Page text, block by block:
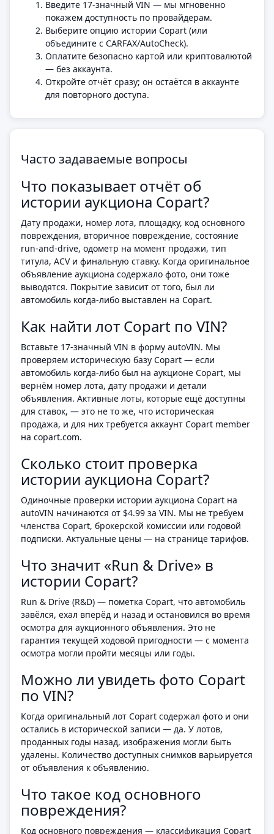
Введите 17-значный VIN — мы мгновенно
покажем доступность по провайдерам.
Выберите опцию истории Copart (или
объедините с CARFAX/AutoCheck).
Оплатите безопасно картой или криптовалютой
— без аккаунта.
Откройте отчёт сразу; он остаётся в аккаунте
для повторного доступа.
Часто задаваемые вопросы
Что показывает отчёт об
истории аукциона Copart?
Дату продажи, номер лота, площадку, код основного
повреждения, вторичное повреждение, состояние
run-and-drive, одометр на момент продажи, тип
титула, ACV и финальную ставку. Когда оригинальное
объявление аукциона содержало фото, они тоже
выводятся. Покрытие зависит от того, был ли
автомобиль когда-либо выставлен на Copart.
Как найти лот Copart по VIN?
Вставьте 17-значный VIN в форму autoVIN. Мы
проверяем историческую базу Copart — если
автомобиль когда-либо был на аукционе Copart, мы
вернём номер лота, дату продажи и детали
объявления. Активные лоты, которые ещё доступны
для ставок, — это не то же, что историческая
продажа, и для них требуется аккаунт Copart member
на copart.com.
Сколько стоит проверка
истории аукциона Copart?
Одиночные проверки истории аукциона Copart на
autoVIN начинаются от $4.99 за VIN. Мы не требуем
членства Copart, брокерской комиссии или годовой
подписки. Актуальные цены — на странице тарифов.
Что значит «Run & Drive» в
истории Copart?
Run & Drive (R&D) — пометка Copart, что автомобиль
завёлся, ехал вперёд и назад и остановился во время
осмотра для аукционного объявления. Это не
гарантия текущей ходовой пригодности — с момента
осмотра могли пройти месяцы или годы.
Можно ли увидеть фото Copart
по VIN?
Когда оригинальный лот Copart содержал фото и они
остались в исторической записи — да. У лотов,
проданных годы назад, изображения могли быть
удалены. Количество доступных снимков варьируется
от объявления к объявлению.
Что такое код основного
повреждения?
Код основного повреждения — классификация Copart